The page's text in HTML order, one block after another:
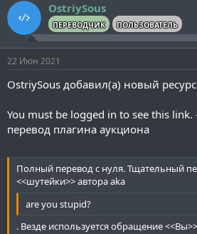
е
м
ы
а
ч
а
л
OstriySous
ПЕРЕВОДЧИК ПОЛЬЗОВАТЕЛЬ
22 Июн 2021
OstriySous добавил(а) новый
You must be logged in to see this link.
перевод плагина аукциона
Полный перевод с нуля. Тщательный
<<шутейки>> автора aka
are you stupid?
. Везде используется обращение <<Вы>>